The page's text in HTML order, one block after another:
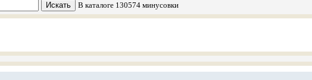
В каталоге 130574 минусовки